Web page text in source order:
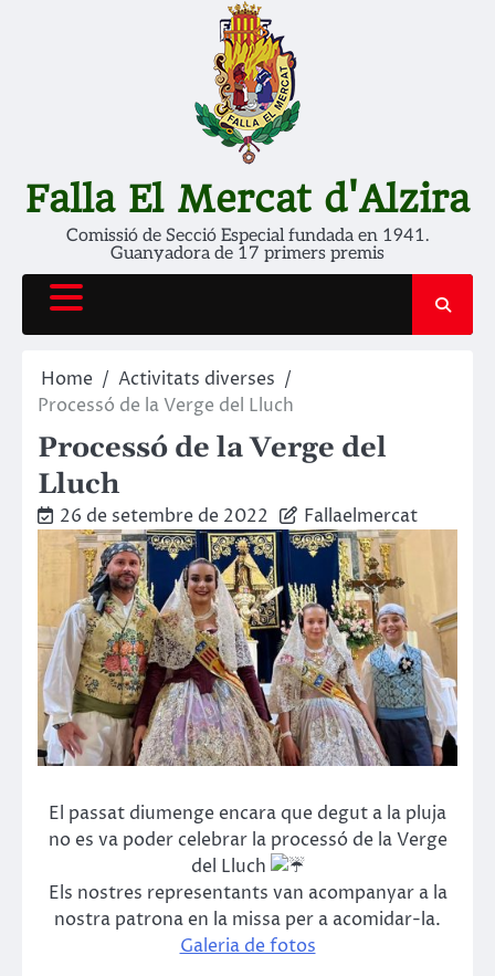
Falla El Mercat d'Alzira
Comissió de Secció Especial fundada en 1941.
Guanyadora de 17 primers premis
Home
Activitats diverses
Processó de la Verge del Lluch
Processó de la Verge del
Lluch
26 de setembre de 2022 Fallaelmercat
El passat diumenge encara que degut a la pluja
no es va poder celebrar la processó de la Verge
del Lluch
Els nostres representants van acompanyar a la
nostra patrona en la missa per a acomidar-la.
Galeria de fotos